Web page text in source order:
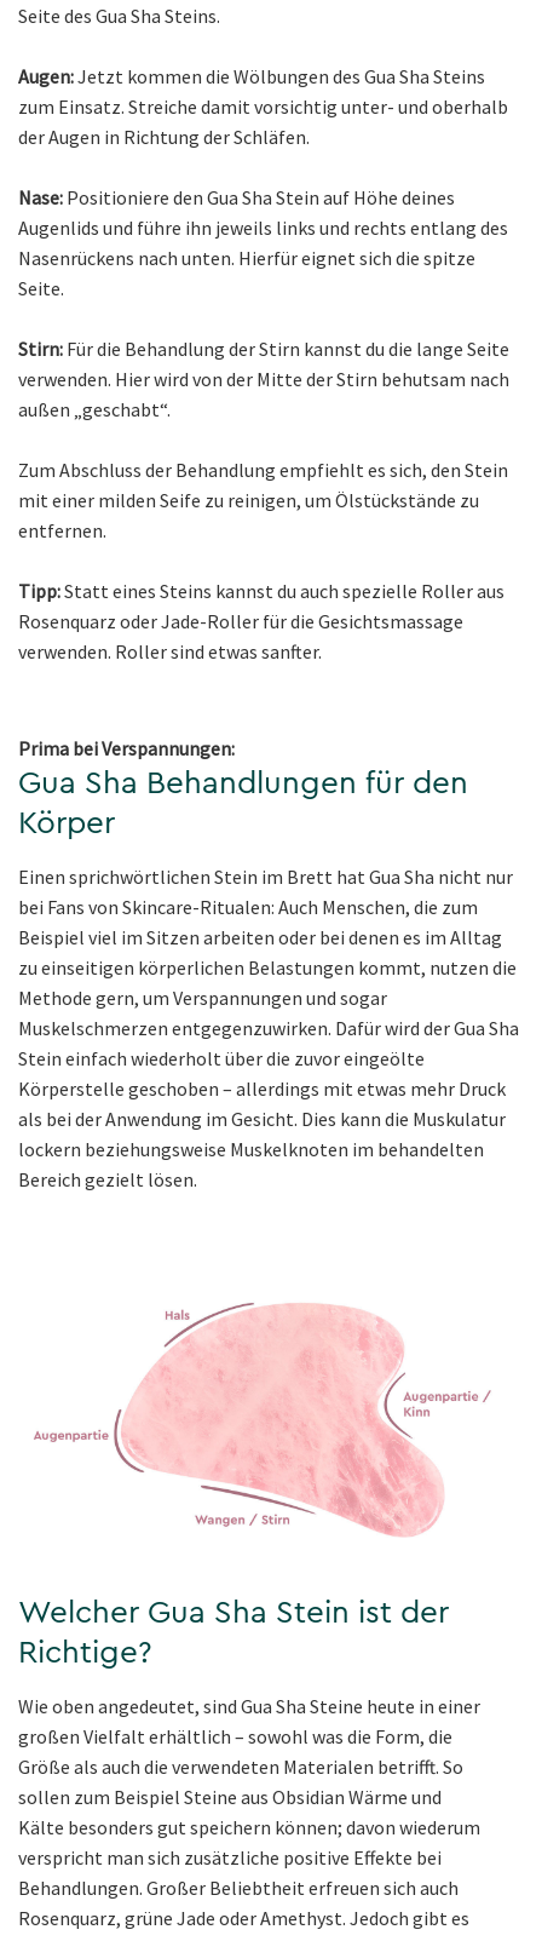
Seite des Gua Sha Steins.
Augen:Jetzt kommen die Wölbungen des Gua Sha Steins
zum Einsatz. Streiche damit vorsichtig unter- und oberhalb
der Augen in Richtung der Schläfen.
Nase: Positioniere den Gua Sha Stein auf Höhe deines
Augenlids und führe ihn jeweils links und rechts entlang des
Nasenrückens nach unten. Hierfür eignet sich die spitze
Seite.
Stirn: Für die Behandlung der Stirn kannst du die lange Seite
verwenden. Hier wird von der Mitte der Stirn behutsam nach
außen „geschabt“.
Zum Abschluss der Behandlung empfiehlt es sich, den Stein
mit einer milden Seife zu reinigen, um Ölstückstände zu
entfernen.
Tipp:Statt eines Steins kannst du auch spezielle Roller aus
Rosenquarz oder Jade-Roller für die Gesichtsmassage
verwenden. Roller sind etwas sanfter.
Prima bei Verspannungen:
Gua Sha Behandlungen für den
Körper
Einen sprichwörtlichen Stein im Brett hat Gua Sha nicht nur
bei Fans von Skincare-Ritualen: Auch Menschen, die zum
Beispiel viel im Sitzen arbeiten oder bei denen es im Alltag
zu einseitigen körperlichen Belastungen kommt, nutzen die
Methode gern, um Verspannungen und sogar
Muskelschmerzen entgegenzuwirken. Dafür wird der Gua Sha
Stein einfach wiederholt über die zuvor eingeölte
Körperstelle geschoben – allerdings mit etwas mehr Druck
als bei der Anwendung im Gesicht. Dies kann die Muskulatur
lockern beziehungsweise Muskelknoten im behandelten
Bereich gezielt lösen.
Welcher Gua Sha Stein ist der
Richtige?
Wie oben angedeutet, sind Gua Sha Steine heute in einer
großen Vielfalt erhältlich – sowohl was die Form, die
Größe als auch die verwendeten Materialen betrifft. So
sollen zum Beispiel Steine aus Obsidian Wärme und
Kälte besonders gut speichern können; davon wiederum
verspricht man sich zusätzliche positive Effekte bei
Behandlungen. Großer Beliebtheit erfreuen sich auch
Rosenquarz, grüne Jade oder Amethyst. Jedoch gibt es